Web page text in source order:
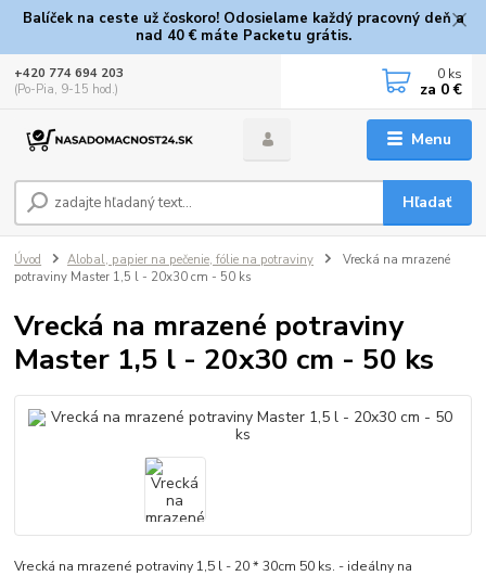
Balíček na ceste už čoskoro! Odosielame každý pracovný deň a
nad 40 € máte Packetu grátis.
Menu
Hľadať
+420 774 694 203
(Po-Pia, 9-15 hod.)
0 ks
za 0 €
Úvod Alobal, papier na pečenie, fólie na potraviny
Vrecká na mrazené
potraviny Master 1,5 l - 20x30 cm - 50 ks
Vrecká na mrazené potraviny
Master 1,5 l - 20x30 cm - 50 ks
Vrecká na mrazené potraviny 1,5 l - 20 * 30cm 50 ks. - ideálny na